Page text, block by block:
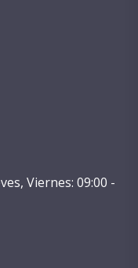
Viernes: 09:00 -